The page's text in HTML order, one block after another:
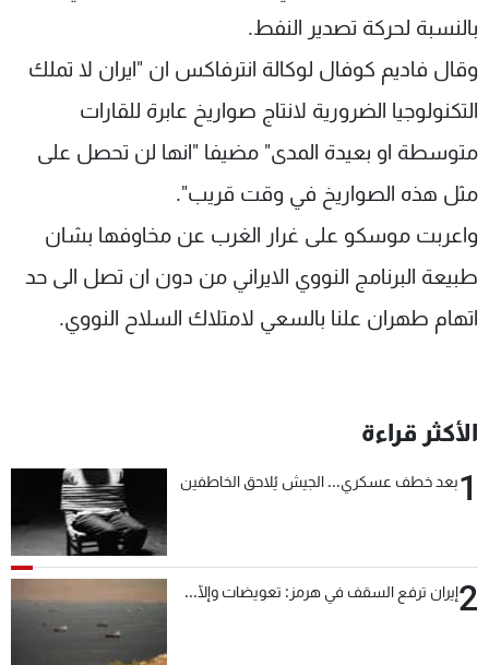
بالنسبة لحركة تصدير النفط.
وقال فاديم كوفال لوكالة انترفاكس ان "ايران لا تملك
التكنولوجيا الضرورية لانتاج صواريخ عابرة للقارات
متوسطة او بعيدة المدى" مضيفا "انها لن تحصل على
مثل هذه الصواريخ في وقت قريب".
واعربت موسكو على غرار الغرب عن مخاوفها بشان
طبيعة البرنامج النووي الايراني من دون ان تصل الى حد
اتهام طهران علنا بالسعي لامتلاك السلاح النووي.
الأكثر قراءة
1بعد خطف عسكري... الجيش يُلاحق الخاطفين
2إيران ترفع السقف في هرمز: تعويضات وإلّا...